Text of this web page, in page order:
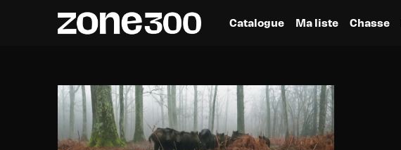
Catalogue Ma liste Chasse